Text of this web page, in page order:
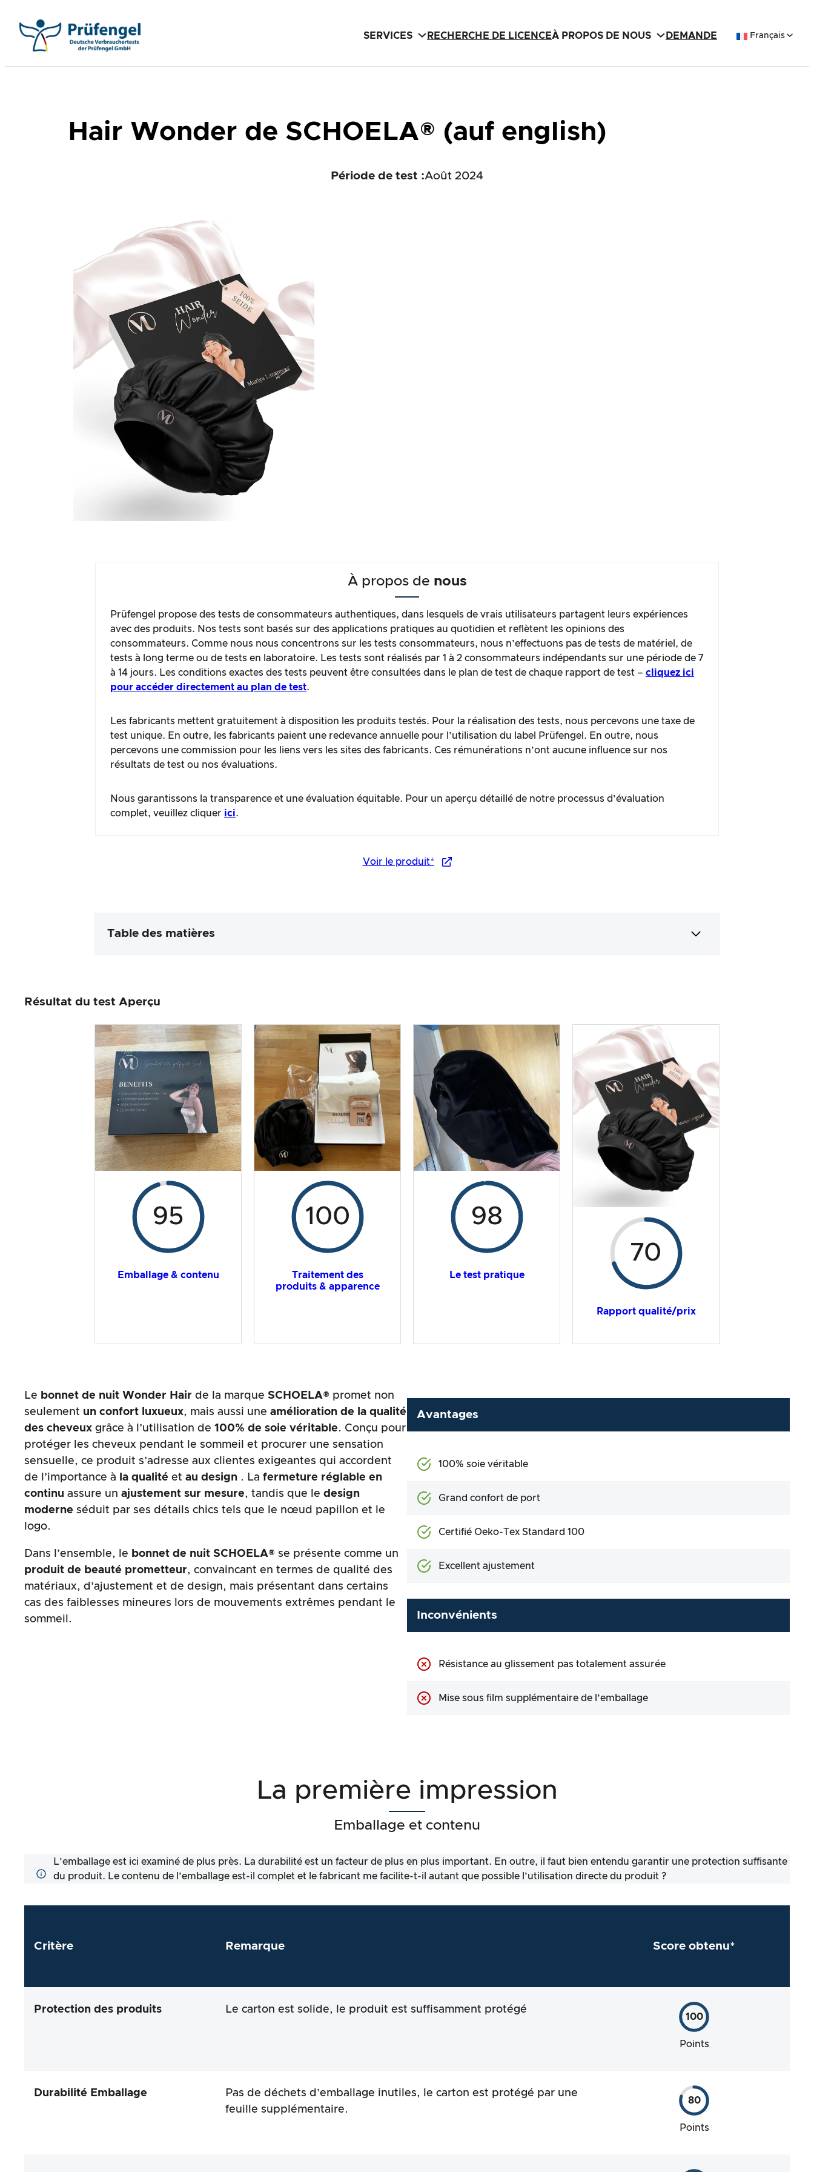
contenu
SERVICES RECHERCHE DE LICENCEÀ PROPOS DE NOUS DEMANDE Français
Hair Wonder de SCHOELA® (auf english)
Période de test :Août 2024
À propos de nous
Prüfengel propose des tests de consommateurs authentiques, dans lesquels de vrais utilisateurs partagent leurs expériences
avec des produits. Nos tests sont basés sur des applications pratiques au quotidien et reflètent les opinions des
consommateurs. Comme nous nous concentrons sur les tests consommateurs, nous n’effectuons pas de tests de matériel, de
tests à long terme ou de tests en laboratoire. Les tests sont réalisés par 1 à 2 consommateurs indépendants sur une période de 7
à 14 jours. Les conditions exactes des tests peuvent être consultées dans le plan de test de chaque rapport de test – cliquez ici
pour accéder directement au plan de test.
Les fabricants mettent gratuitement à disposition les produits testés. Pour la réalisation des tests, nous percevons une taxe de
test unique. En outre, les fabricants paient une redevance annuelle pour l’utilisation du label Prüfengel. En outre, nous
percevons une commission pour les liens vers les sites des fabricants. Ces rémunérations n’ont aucune influence sur nos
résultats de test ou nos évaluations.
Nous garantissons la transparence et une évaluation équitable. Pour un aperçu détaillé de notre processus d’évaluation
complet, veuillez cliquer ici.
Voir le produit*
Table des matières
Traitement des produits & apparence
Le test pratique
Rapport qualité/prix
Résultat global
Résultat du test Aperçu
95
Emballage & contenu
100
Traitement des
produits & apparence
98
Le test pratique
70
Rapport qualité/prix
Le bonnet de nuit Wonder Hair de la marque SCHOELA® promet non
seulement un confort luxueux, mais aussi une amélioration de la qualité
des cheveux grâce à l’utilisation de 100% de soie véritable. Conçu pour
protéger les cheveux pendant le sommeil et procurer une sensation
sensuelle, ce produit s’adresse aux clientes exigeantes qui accordent
de l’importance à
la qualité et au design . La fermeture réglable en
continu assure un ajustement sur mesure, tandis que le design
moderne séduit par ses détails chics tels que le nœud papillon et le
logo.
Dans l’ensemble, le bonnet de nuit SCHOELA® se présente comme un
produit de beauté prometteur, convaincant en termes de qualité des
matériaux, d’ajustement et de design, mais présentant dans certains
cas des faiblesses mineures lors de mouvements extrêmes pendant le
sommeil.
Avantages
100% soie véritable
Grand confort de port
Certifié Oeko-Tex Standard 100
Excellent ajustement
Inconvénients
Résistance au glissement pas totalement assurée
Mise sous film supplémentaire de l’emballage
La première impression
Emballage et contenu
L’emballage est ici examiné de plus près. La durabilité est un facteur de plus en plus important. En outre, il faut bien entendu garantir une protection suffisante
du produit. Le contenu de l’emballage est-il complet et le fabricant me facilite-t-il autant que possible l’utilisation directe du produit ?
Critère Remarque Score obtenu*
Protection des produits Le carton est solide, le produit est suffisamment protégé
100
Points
Durabilité Emballage
Pas de déchets d’emballage inutiles, le carton est protégé par une
feuille supplémentaire.
80
Points